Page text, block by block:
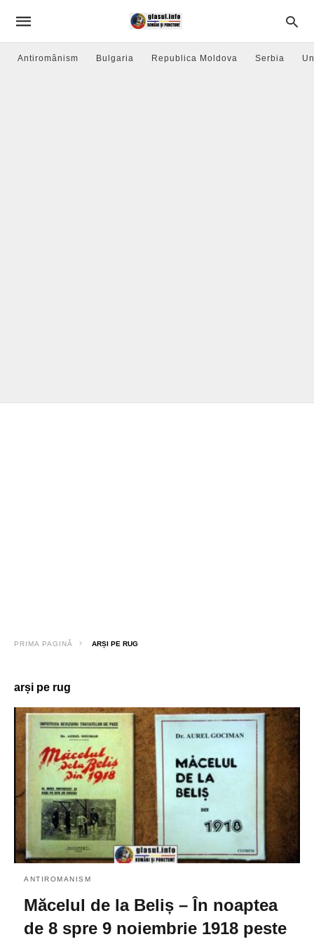
Antiromânism Bulgaria Republica Moldova Serbia
PRIMA PAGINĂ ARȘI PE RUG
arși pe rug
ANTIROMANISM
Măcelul de la Beliș – În noaptea
de 8 spre 9 noiembrie 1918 peste